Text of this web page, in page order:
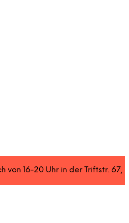
von 16-20 Uhr in der Triftstr. 67,